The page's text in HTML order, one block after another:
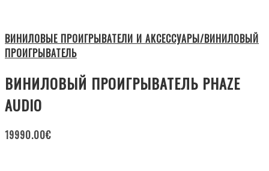
ВИНИЛОВЫЕ ПРОИГРЫВАТЕЛИ И АКСЕССУАРЫ/ВИНИЛОВЫЙ
ПРОИГРЫВАТЕЛЬ
ВИНИЛОВЫЙ ПРОИГРЫВАТЕЛЬ PHAZE
AUDIO
19990.00€